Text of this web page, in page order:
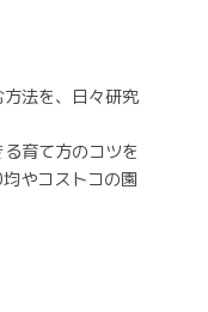
法を、日々研究
育て方のコツを
やコストコの園